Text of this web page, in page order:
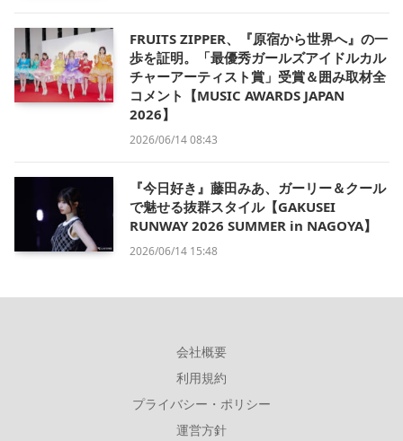
FRUITS ZIPPER、『原宿から世界へ』の一
歩を証明。「最優秀ガールズアイドルカル
チャーアーティスト賞」受賞＆囲み取材全
コメント【MUSIC AWARDS JAPAN
2026】
2026/06/14 08:43
『今日好き』藤田みあ、ガーリー＆クール
で魅せる抜群スタイル【GAKUSEI
RUNWAY 2026 SUMMER in NAGOYA】
2026/06/14 15:48
会社概要
利用規約
プライバシー・ポリシー
運営方針